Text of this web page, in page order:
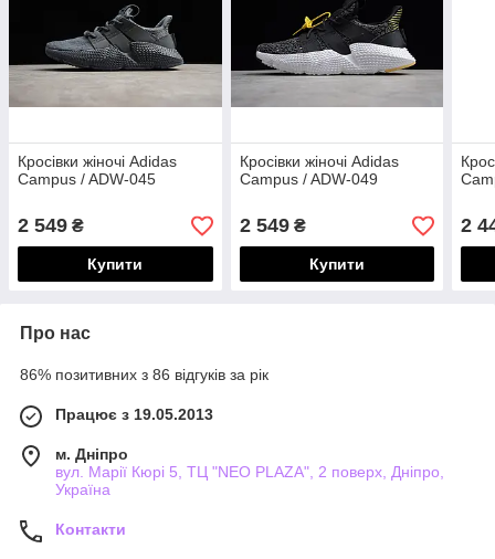
Кросівки жіночі Adidas
Campus / ADW-045
2 549 ₴
Купити
Кросівки жіночі Adidas
Campus / ADW-049
2 549₴
Купити
2
Про нас
86% позитивних з 86 відгуків за рік
Працює з 19.05.2013
м. Дніпро
вул. Марії Кюрі 5, ТЦ "NEO PLAZA", 2 поверх, Дніпро,
Україна
Контакти